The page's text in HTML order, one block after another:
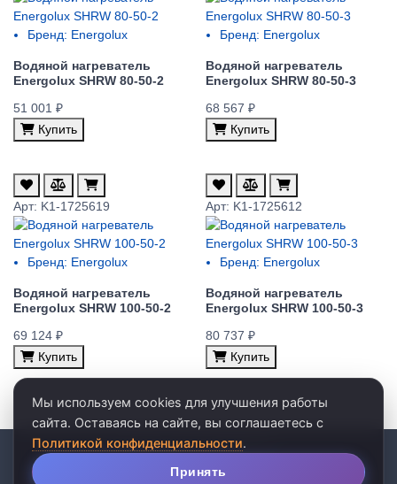
Бренд: Energolux
Водяной нагреватель
Energolux SHRW 80-50-2
51 001 ₽
Купить
Бренд: Energolux
Водяной нагреватель
Energolux SHRW 80-50-3
68 567 ₽
Купить
Арт: K1-1725619
Бренд: Energolux
Водяной нагреватель
Energolux SHRW 100-50-2
69 124 ₽
Купить
Арт: K1-1725612
Бренд: Energolux
Водяной нагреватель
Energolux SHRW 100-50-3
80 737 ₽
Купить
© 2026 · ООО «АКВАРЕЛЬ»
Популярные страницы
Мы используем cookies для улучшения работы
сайта. Оставаясь на сайте, вы соглашаетесь с
Политикой конфиденциальности.
Принять